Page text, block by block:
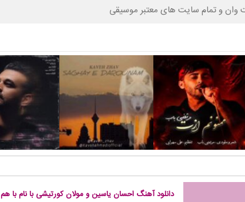
و تمام سایت های معتبر موسیقی
دانلود آهنگ احسان یاسین و مولان کورتیشی با نام با هم